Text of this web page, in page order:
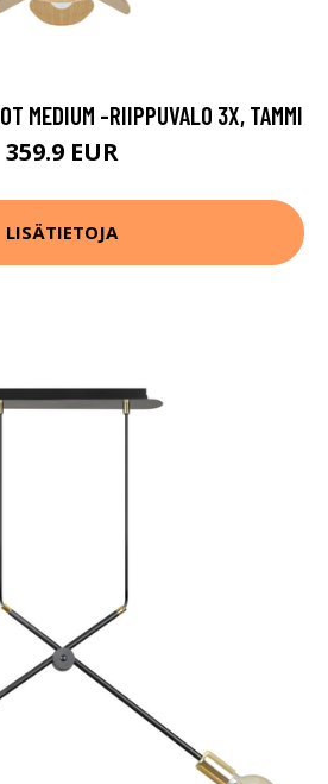
MEDIUM -RIIPPUVALO 3X, TAMMI
359.9 EUR
LISÄTIETOJA